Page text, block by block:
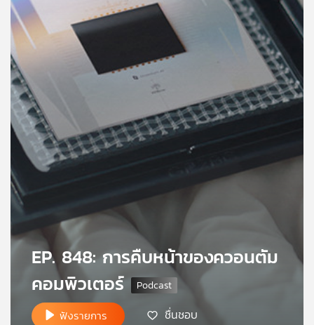
บทความ
ข่าว
และ
กิจกรรม
เกี่ยว
กับ
เรา
เครือEP. 848: การคืบหน้าของควอนตัม
คอมพิวเตอร์
ฟังรายการ ชื่นชอบ